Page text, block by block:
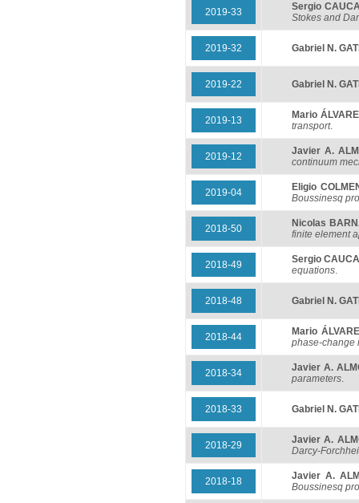
2019-33
Sergio
Stokes and
2019-32 Gabriel N.
2019-22 Gabriel N.
2019-13
Mario
transport.
2019-12
Javier A.
continuum
2019-04
Eligio
Boussinesq
2018-50
Nicolas
finite element
2018-49
Sergio
equations.
2018-48 Gabriel N.
2018-44
Mario
phase-change
2018-34
Javier A.
parameters.
2018-33 Gabriel N.
2018-29
Javier A.
Darcy-
2018-18
Javier A.
Boussinesq